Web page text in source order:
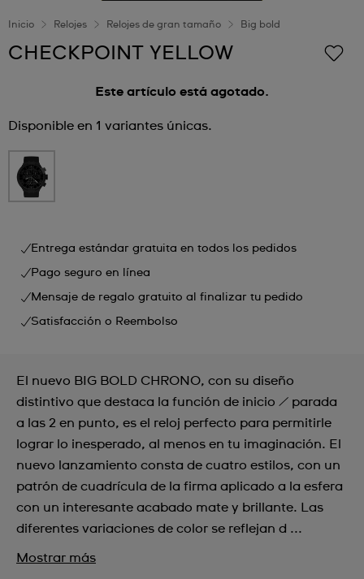
Inicio Relojes Relojes de gran tamaño Big bold
CHECKPOINT YELLOW
Este artículo está agotado.
Disponible en 1 variantes únicas.
Entrega estándar gratuita en todos los pedidos
Pago seguro en línea
Mensaje de regalo gratuito al finalizar tu pedido
Satisfacción o Reembolso
El nuevo BIG BOLD CHRONO, con su diseño
distintivo que destaca la función de inicio / parada
a las 2 en punto, es el reloj perfecto para permitirle
lograr lo inesperado, al menos en tu imaginación. El
nuevo lanzamiento consta de cuatro estilos, con un
patrón de cuadrícula de la firma aplicado a la esfera
con un interesante acabado mate y brillante. Las
diferentes variaciones de color se reflejan d ...
Mostrar más